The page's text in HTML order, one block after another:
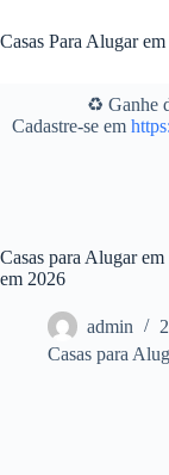
para
o
Casas Para Alugar
♻️ Ganhe
Cadastre-se em
Casas para Alugar
em 2026
admin
Casas para